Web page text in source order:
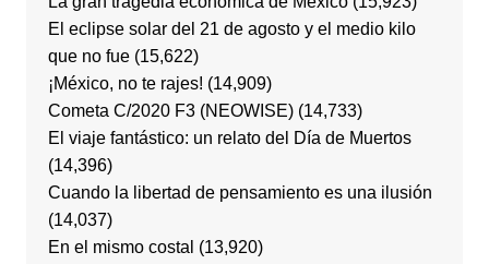
El eclipse solar del 21 de agosto y el medio kilo
que no fue (15,622)
¡México, no te rajes! (14,909)
Cometa C/2020 F3 (NEOWISE) (14,733)
El viaje fantástico: un relato del Día de Muertos
(14,396)
Cuando la libertad de pensamiento es una ilusión
(14,037)
En el mismo costal (13,920)